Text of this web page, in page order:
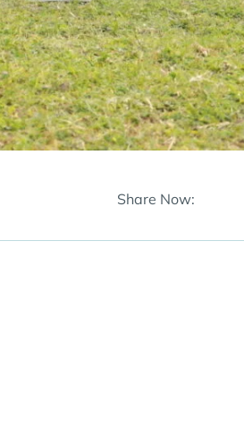
Share Now: